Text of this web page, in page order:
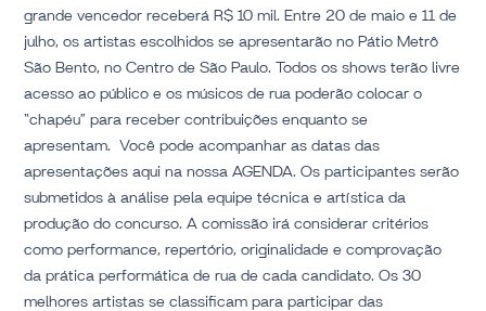
grande vencedor receberá R$ 10 mil. Entre 20 de maio e 11 de
julho, os artistas escolhidos se apresentarão no Pátio Metrô
São Bento, no Centro de São Paulo. Todos os shows terão livre
acesso ao público e os músicos de rua poderão colocar o
“chapéu” para receber contribuições enquanto se
apresentam. Você pode acompanhar as datas das
apresentações aqui na nossa AGENDA. Os participantes serão
submetidos à análise pela equipe técnica e artística da
produção do concurso. A comissão irá considerar critérios
como performance, repertório, originalidade e comprovação
da prática performática de rua de cada candidato. Os 30
melhores artistas se classificam para participar das
como
funciona
essa
próxima
etapa